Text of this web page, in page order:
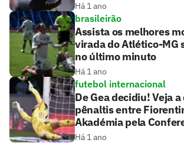
Há 1 ano
brasileirão
Assista os melhores
virada do Atlético-MG
no último minuto
Há 1 ano
futebol internacional
De Gea decidiu! Veja
pênaltis entre
Akadémia pela
Há 1 ano